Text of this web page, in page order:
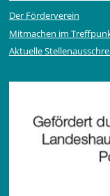
Der Förderverein
Mitmachen im
Aktuelle